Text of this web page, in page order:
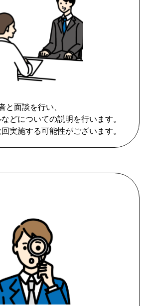
と面談を行い、
どについての説明を行います。
実施する可能性がございます。